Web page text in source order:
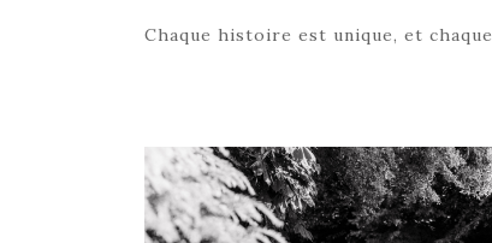
Chaque histoire est unique, et chaque